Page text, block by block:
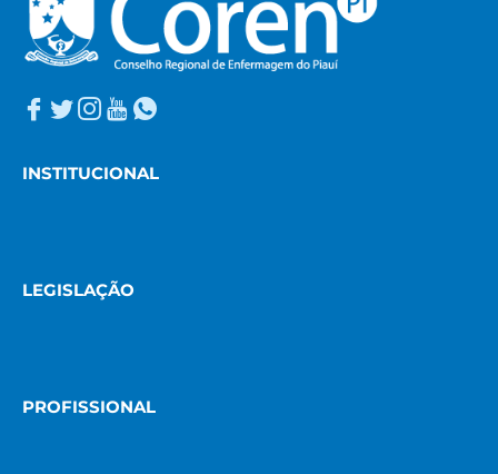
INSTITUCIONAL
LEGISLAÇÃO
PROFISSIONAL